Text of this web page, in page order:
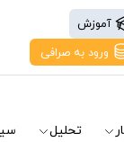
آموزش
ورود به صرافی
تحلیل